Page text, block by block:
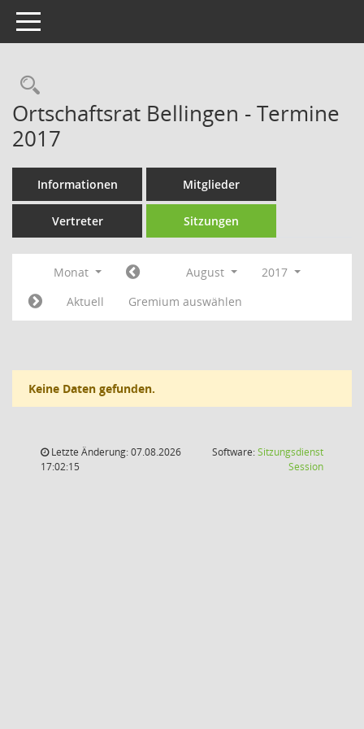
Toggle navigation
Rechercheauswahl
Ortschaftsrat Bellingen - Termine
2017
Informationen Mitglieder
Vertreter Sitzungen
Monat August
2017
Aktuell
Gremium auswählen
Keine Daten gefunden.
Letzte Änderung: 07.08.2026
17:02:15
Software:Sitzungsdienst
Session(Wird in